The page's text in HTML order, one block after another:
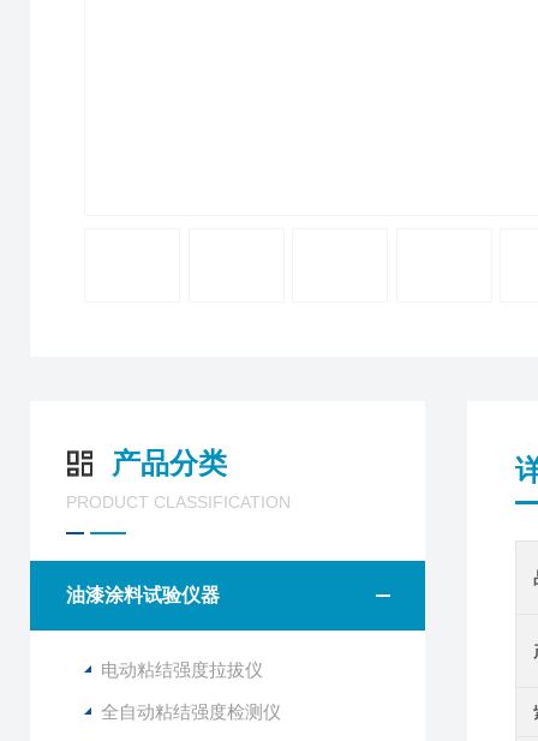
产品分类
PRODUCT CLASSIFICATION
油漆涂料试验仪器
电动粘结强度拉拔仪
全自动粘结强度检测仪